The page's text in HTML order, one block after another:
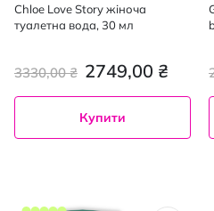
Chloe Love Story жіноча
туалетна вода, 30 мл
2749,00 ₴
3330,00 ₴
Купити